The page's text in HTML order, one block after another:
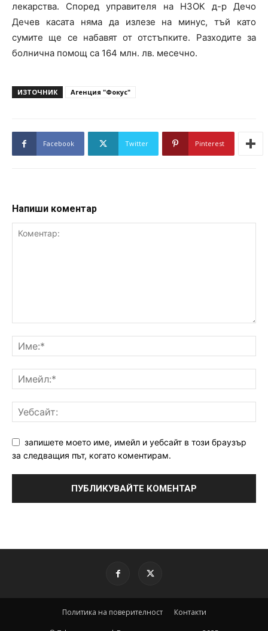
лекарства. Според управителя на НЗОК д-р Дечо
Дечев касата няма да излезе на минус, тъй като
сумите ще се набавят от отстъпките. Разходите за
болнична помощ са 164 млн. лв. месечно.
ИЗТОЧНИК Агенция "Фокус"
Facebook Twitter Pinterest
Напиши коментар
запишете моето име, имейл и уебсайт в този браузър
за следващия път, когато коментирам.
Политика на поверителност Контакти